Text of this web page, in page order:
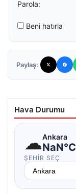
Parola:
Beni hatırla
Paylaş:
Hava Durumu
☁Ankara
NaN°C
ŞEHIR SEÇ